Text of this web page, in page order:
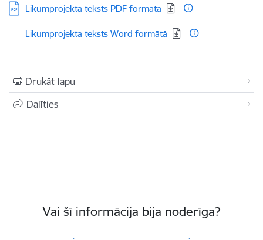
Lejupielādēt:
Likumprojekta teksts PDF formātā
Lejupielādēt:
Likumprojekta teksts Word formātā
Drukāt lapu
Dalīties
Vai šī informācija bija noderīga?